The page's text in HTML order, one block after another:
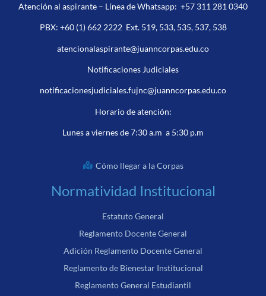
Atención al aspirante – Línea de Whatsapp: +57 311 281 0340
PBX: +60 (1) 662 2222Ext. 519, 533, 535, 537, 538
atencionalaspirante@juanncorpas.edu.co
Notificaciones Judiciales
notificacionesjudiciales.fujnc@juanncorpas.edu.co
Horario de atención:
Lunes a viernes de 7:30 a.m a 5:30 p.m
Cómo llegar a la Corpas
Normatividad Institucional
Estatuto General
Reglamento Docente General
Adición Reglamento Docente General
Reglamento de Bienestar Institucional
Reglamento General Estudiantil